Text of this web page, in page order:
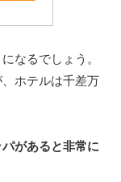
なるでしょう。
ホテルは千差万
があると非常に